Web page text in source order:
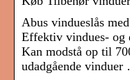
Abus vindueslås
Effektiv vindues- og
Kan modstå op til
udadgående